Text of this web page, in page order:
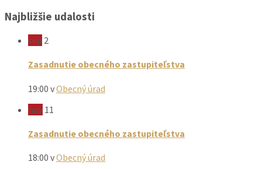
Najbližšie udalosti
sep 2
Zasadnutie obecného zastupiteľstva
19:00 vObecný úrad
nov 11
Zasadnutie obecného zastupiteľstva
18:00 vObecný úrad